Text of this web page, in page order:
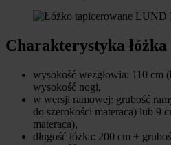
Charakterystyka
wysokość wezgłowia: 110 cm
wysokość nogi,
w wersji ramowej: grubość
do szerokości materaca) lub 9
materaca),
długość łóżka: 200 cm +